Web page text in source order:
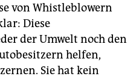
von Whistleblowern
Diese
der Umwelt noch den
helfen,
Sie hat kein